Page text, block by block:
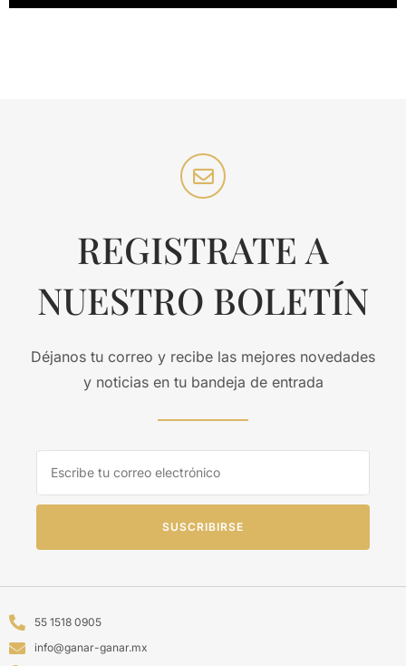
REGISTRATE A
NUESTRO BOLETÍN
Déjanos tu correo y recibe las mejores novedades
y noticias en tu bandeja de entrada
SUSCRIBIRSE
55 1518 0905
info@ganar-ganar.mx